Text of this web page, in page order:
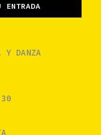
ENTRADA
Y DANZA